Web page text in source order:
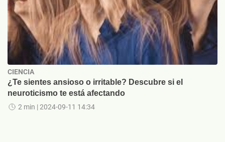
CIENCIA
¿Te sientes ansioso o irritable? Descubre si el
neuroticismo te está afectando
2 min | 2024-09-11 14:34